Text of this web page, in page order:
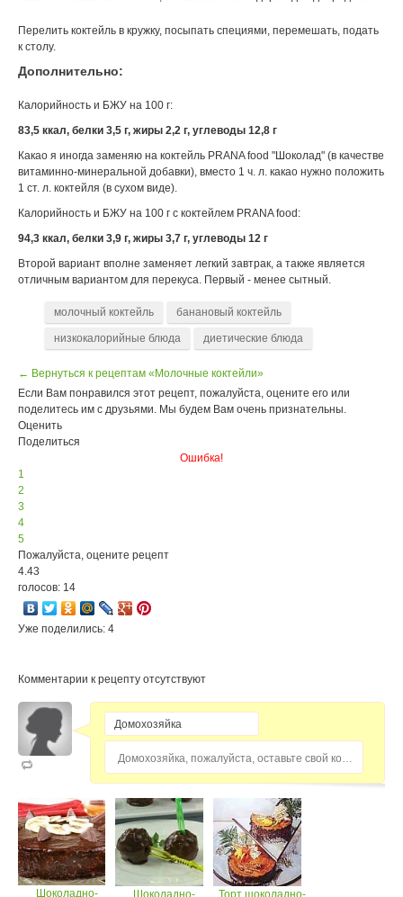
Перелить коктейль в кружку, посыпать специями, перемешать, подать
к столу.
Дополнительно:
Калорийность и БЖУ на 100 г:
83,5 ккал, белки 3,5 г, жиры 2,2 г, углеводы 12,8 г
Какао я иногда заменяю на коктейль PRANA food "Шоколад" (в качестве
витаминно-минеральной добавки), вместо 1 ч. л. какао нужно положить
1 ст. л. коктейля (в сухом виде).
Калорийность и БЖУ на 100 г с коктейлем PRANA food:
94,3 ккал, белки 3,9 г, жиры 3,7 г, углеводы 12 г
Второй вариант вполне заменяет легкий завтрак, а также является
отличным вариантом для перекуса. Первый - менее сытный.
молочный коктейль банановый коктейль
низкокалорийные блюда диетические блюда
← Вернуться к рецептам «Молочные коктейли»
Если Вам понравился этот рецепт, пожалуйста, оцените его или
поделитесь им с друзьями. Мы будем Вам очень признательны.
Оценить
Поделиться
Ошибка!
1
2
3
4
5
Пожалуйста, оцените рецепт
4.43
голосов: 14
Уже поделились: 4
Комментарии к рецепту отсутствуют
Домохозяйка, пожалуйста, оставьте свой комментарий...
Шоколадно-